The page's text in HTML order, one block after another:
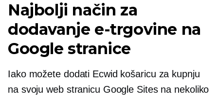
Najbolji način za
dodavanje e-trgovine na
Google stranice
Iako možete dodati Ecwid košaricu za kupnju
na svoju web stranicu Google Sites na nekoliko